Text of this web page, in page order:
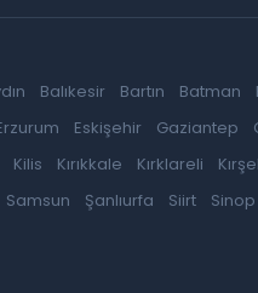
Balıkesir Bartın Batman
Eskişehir Gaziantep
Kilis Kırıkkale Kırklareli
Samsun Şanlıurfa Siirt Sinop